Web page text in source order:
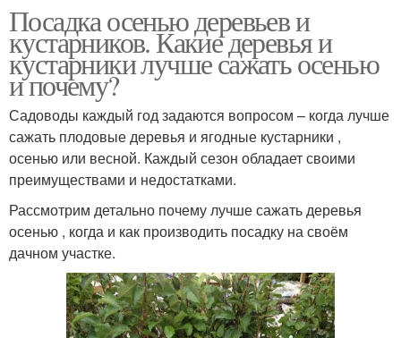
Посадка осенью деревьев и
кустарников. Какие деревья и
кустарники лучше сажать осенью
и почему?
Садоводы каждый год задаются вопросом – когда лучше
сажать плодовые деревья и ягодные кустарники ,
осенью или весной. Каждый сезон обладает своими
преимуществами и недостатками.
Рассмотрим детально почему лучше сажать деревья
осенью , когда и как производить посадку на своём
дачном участке.